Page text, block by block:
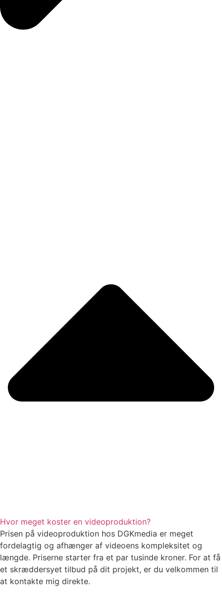
Hvor meget koster en videoproduktion?
Prisen på videoproduktion hos DGKmedia er meget
fordelagtig og afhænger af videoens kompleksitet og
længde. Priserne starter fra et par tusinde kroner. For at få
et skræddersyet tilbud på dit projekt, er du velkommen til
at kontakte mig direkte.